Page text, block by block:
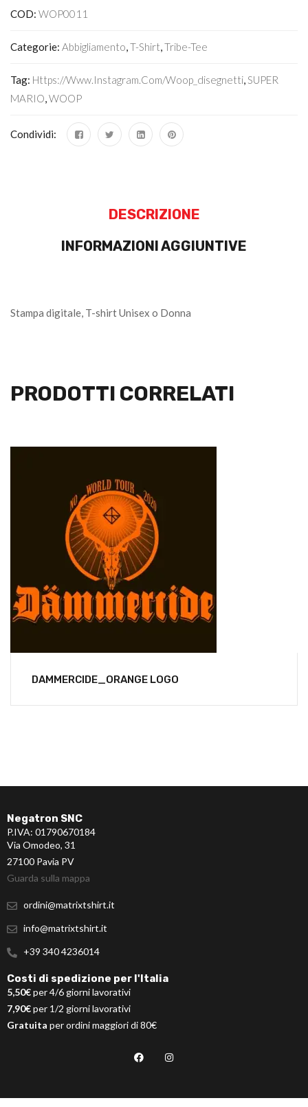
COD: WOP0011
Categorie: Abbigliamento,T-Shirt,Tribe-Tee
Tag: Https://www.instagram.com/woop_disegnetti,SUPER
MARIO,WOOP
Condividi:
DESCRIZIONE
INFORMAZIONI AGGIUNTIVE
Stampa digitale, T-shirt Unisex o Donna
PRODOTTI CORRELATI
DAMMERCIDE_ORANGE LOGO
Negatron SNC
P.IVA: 01790670184
Via Omodeo, 31
27100 Pavia PV
Guarda sulla mappa
ordini@matrixtshirt.it
info@matrixtshirt.it
+39 340 4236014
Costi di spedizione per l'Italia
5,50€per 4/6 giorni lavorativi
7,90€per 1/2 giorni lavorativi
Gratuita per ordini maggiori di 80€